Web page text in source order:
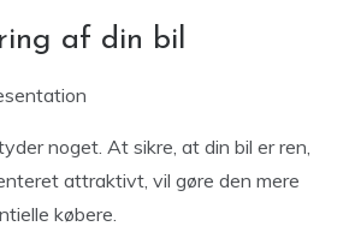
af din bil
noget. At sikre, at din bil er ren,
attraktivt, vil gøre den mere
købere.